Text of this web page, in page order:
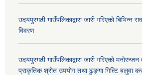
उदयपुरगढी गाउँपलिकाद्वारा जारी गरिएको बिभिन्न
विवरण
उदयपुरगढी गाउँपलिकाद्वारा जारी गरिएको
प्राकृतिक श्रोत उपयोग तथा ढुङ्गा गित्टि बलुवा